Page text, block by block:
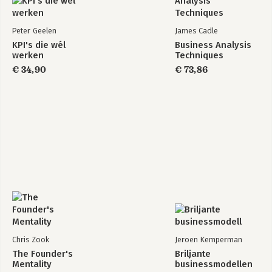
Over-reliance on Routines: Success Formulas and Managerial
Thinking.
Biases in thinking.
The Problem of Overconfidence.
The Limitations of Judgemental Forecasting. Decision Avoidance.
Escalation of Commitment.
Bolstering, Procrastination and Buck-Passing.
Peter Geelen
KPI's die wél
werken
€ 34,90
James Cadle
Business Analysis
Techniques
€ 73,86
Chris Zook
The Founder's
Mentality
Jeroen Kemperman
Briljante
businessmodellen